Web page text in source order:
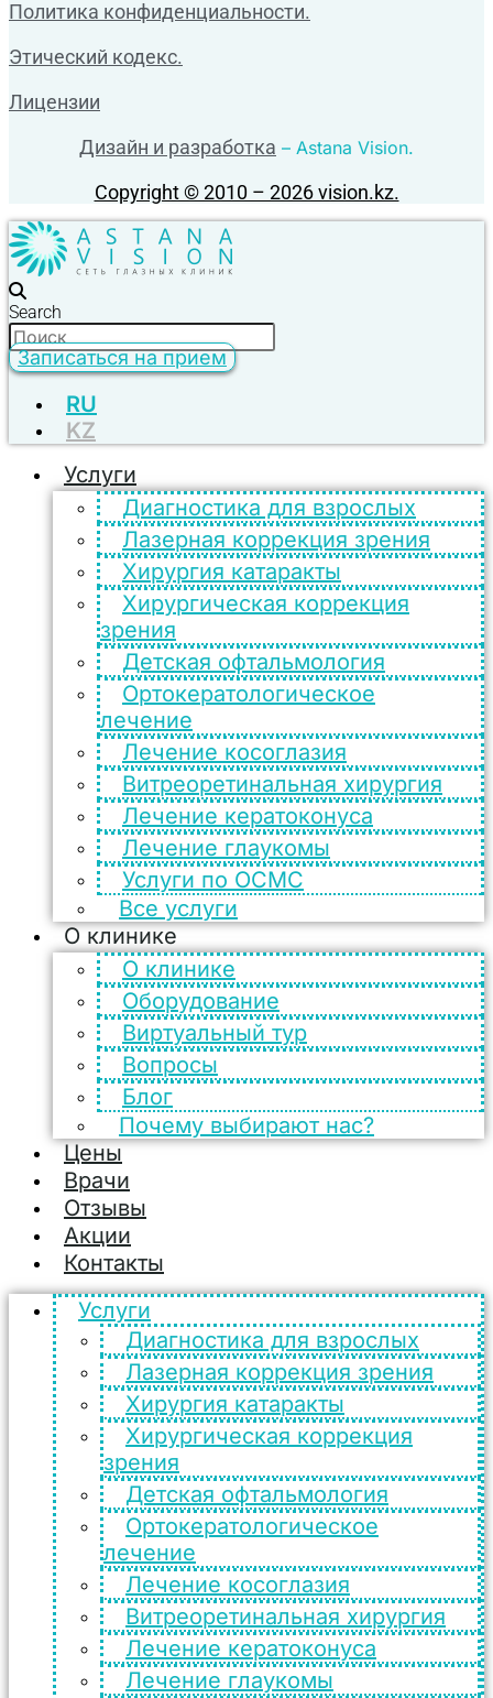
Политика конфиденциальности.
Этический кодекс.
Лицензии
Дизайн и разработка – Astana Vision.
Copyright © 2010 – 2026 vision.kz.
Search
Записаться на прием
RU
KZ
Услуги
Диагностика для взрослых
Лазерная коррекция зрения
Хирургия катаракты
Хирургическая коррекция
зрения
Детская офтальмология
Ортокератологическое
лечение
Лечение косоглазия
Витреоретинальная хирургия
Лечение кератоконуса
Лечение глаукомы
Услуги по ОСМС
Все услуги
О клинике
О клинике
Оборудование
Виртуальный тур
Вопросы
Блог
Почему выбирают нас?
Цены
Врачи
Отзывы
Акции
Контакты
Услуги
Диагностика для взрослых
Лазерная коррекция зрения
Хирургия катаракты
Хирургическая коррекция
зрения
Детская офтальмология
Ортокератологическое
лечение
Лечение косоглазия
Витреоретинальная хирургия
Лечение кератоконуса
Лечение глаукомы